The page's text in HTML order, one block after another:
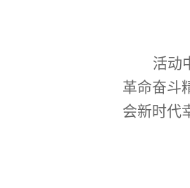
活动
革命奋斗
会新时代